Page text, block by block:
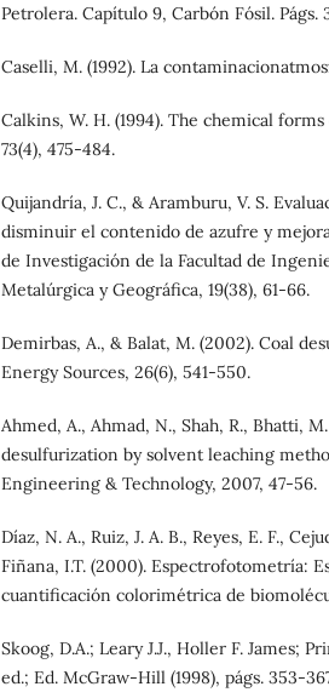
Petrolera. Capítulo 9, Carbón Fósil. Págs.
Caselli, M. (1992). La
Calkins, W. H. (1994). The chemical
73(4), 475-484.
Quijandría, J. C., & Aramburu, V. S.
disminuir el contenido de azufre y
de Investigación de la Facultad de
Metalúrgica y Geográfica, 19(38), 61-66.
Demirbas, A., & Balat, M. (2002). Coal
Energy Sources, 26(6), 541-550.
Ahmed, A., Ahmad, N., Shah, R., Bhatti,
desulfurization by solvent leaching
Engineering & Technology, 2007, 47-56.
Díaz, N. A., Ruiz, J. A. B., Reyes, E. F.,
Fiñana, I.T. (2000). Espectrofotometría:
cuantificación colorimétrica de
Skoog, D.A.; Leary J.J., Holler F. James;
ed.; Ed. McGraw-Hill (1998), págs. 353-